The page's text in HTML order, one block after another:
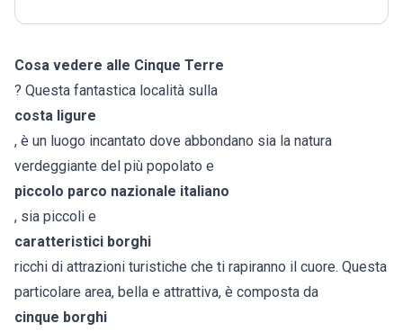
Cosa vedere alle Cinque Terre
? Questa fantastica località sulla
costa ligure
, è un luogo incantato dove abbondano sia la natura
verdeggiante del più popolato e
piccolo parco nazionale italiano
, sia piccoli e
caratteristici borghi
ricchi di attrazioni turistiche che ti rapiranno il cuore. Questa
particolare area, bella e attrattiva, è composta da
cinque borghi